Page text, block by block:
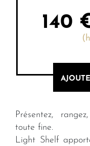
140
Présentez,
toute fine.
Light Shelf